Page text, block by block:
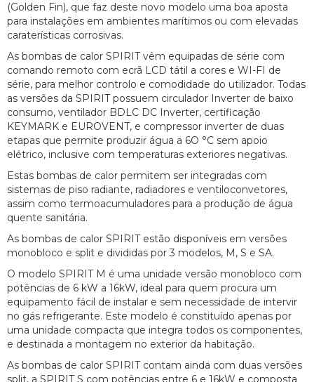
(Golden Fin), que faz deste novo modelo uma boa aposta
para instalações em ambientes marítimos ou com elevadas
caraterísticas corrosivas.
As bombas de calor SPIRIT vêm equipadas de série com
comando remoto com ecrã LCD tátil a cores e WI-FI de
série, para melhor controlo e comodidade do utilizador. Todas
as versões da SPIRIT possuem circulador Inverter de baixo
consumo, ventilador BDLC DC Inverter, certificação
KEYMARK e EUROVENT, e compressor inverter de duas
etapas que permite produzir água a 6O °C sem apoio
elétrico, inclusive com temperaturas exteriores negativas.
Estas bombas de calor permitem ser integradas com
sistemas de piso radiante, radiadores e ventiloconvetores,
assim como termoacumuladores para a produção de água
quente sanitária.
As bombas de calor SPIRIT estão disponíveis em versões
monobloco e split e divididas por 3 modelos, M, S e SA.
O modelo SPIRIT M é uma unidade versão monobloco com
potências de 6 kW a 16kW, ideal para quem procura um
equipamento fácil de instalar e sem necessidade de intervir
no gás refrigerante. Este modelo é constituído apenas por
uma unidade compacta que integra todos os componentes,
e destinada a montagem no exterior da habitação.
As bombas de calor SPIRIT contam ainda com duas versões
split, a SPIRIT S com potências entre 6 e 16kW e composta